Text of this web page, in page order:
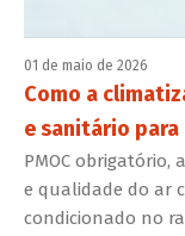
01 de maio de 2026
Como a
e sanitário para
PMOC obrigatório,
e qualidade do ar
condicionado no